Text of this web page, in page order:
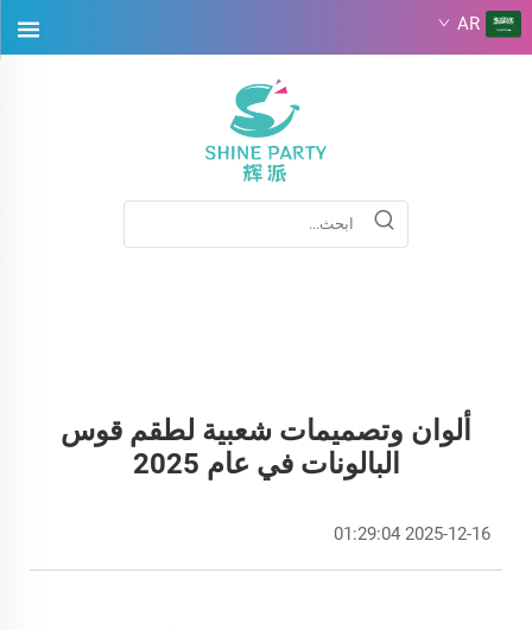
AR
ألوان وتصميمات شعبية لطقم قوس
البالونات في عام 2025
2025-12-16 01:29:04